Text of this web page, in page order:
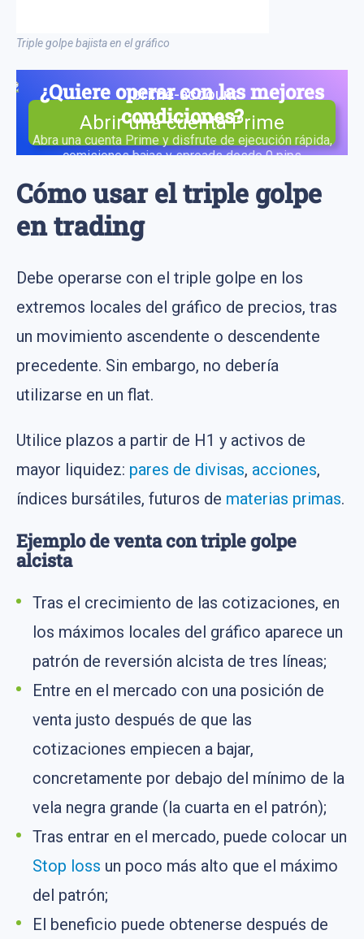
Triple golpe bajista en el gráfico
¿Quiere operar con las mejores
condiciones?
Abra una cuenta Prime y disfrute de ejecución rápida,
comisiones bajas y spreads desde 0 pips
Abrir una cuenta Prime
Cómo usar el triple golpe
en trading
Debe operarse con el triple golpe en los
extremos locales del gráfico de precios, tras
un movimiento ascendente o descendente
precedente. Sin embargo, no debería
utilizarse en un flat.
Utilice plazos a partir de H1 y activos de
mayor liquidez: pares de divisas, acciones,
índices bursátiles, futuros de materias primas.
Ejemplo de venta con triple golpe
alcista
Tras el crecimiento de las cotizaciones, en
los máximos locales del gráfico aparece un
patrón de reversión alcista de tres líneas;
Entre en el mercado con una posición de
venta justo después de que las
cotizaciones empiecen a bajar,
concretamente por debajo del mínimo de la
vela negra grande (la cuarta en el patrón);
Tras entrar en el mercado, puede colocar un
Stop loss un poco más alto que el máximo
del patrón;
El beneficio puede obtenerse después de